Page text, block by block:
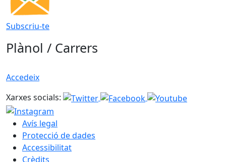
Subscriu-te
Plànol / Carrers
Accedeix
Xarxes socials:
Avís legal
Protecció de dades
Accessibilitat
Crèdits